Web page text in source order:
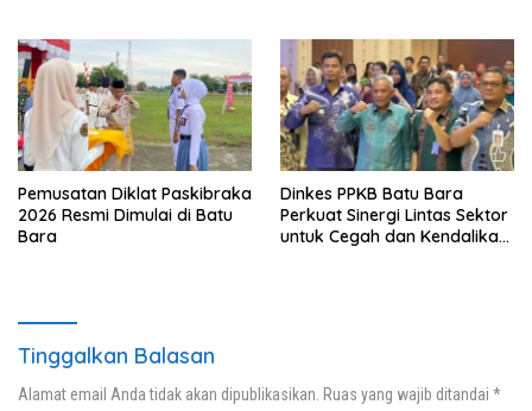
Pemusatan Diklat Paskibraka
2026 Resmi Dimulai di Batu
Bara
Dinkes PPKB Batu Bara
Perkuat Sinergi Lintas Sektor
untuk Cegah dan Kendalikan
Tinggalkan Balasan
Alamat email Anda tidak akan dipublikasikan. Ruas yang wajib ditandai *